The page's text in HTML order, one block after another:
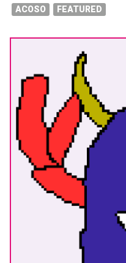
ACOSO FEATURED